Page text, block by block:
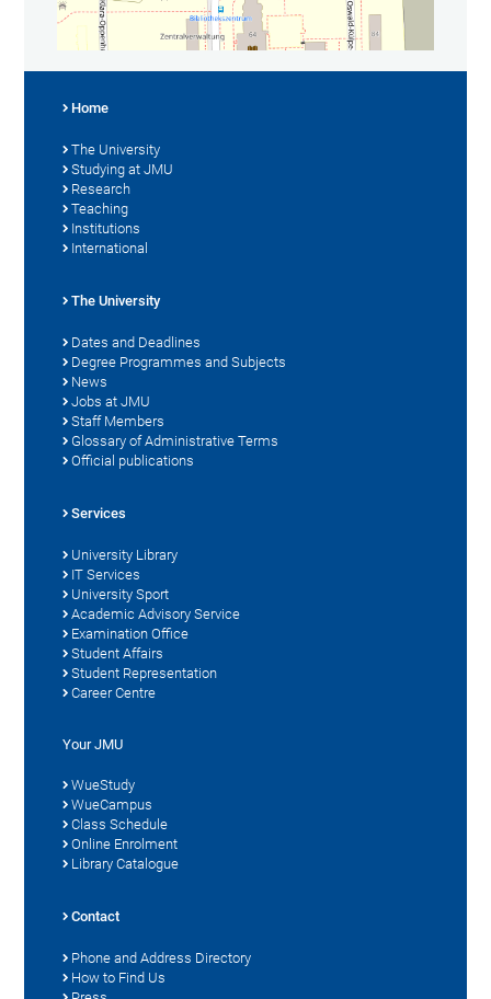
Home
The University
Studying at JMU
Research
Teaching
Institutions
International
The University
Dates and Deadlines
Degree Programmes and Subjects
News
Jobs at JMU
Staff Members
Glossary of Administrative Terms
Official publications
Services
University Library
IT Services
University Sport
Academic Advisory Service
Examination Office
Student Affairs
Student Representation
Career Centre
Your JMU
WueStudy
WueCampus
Class Schedule
Online Enrolment
Library Catalogue
Contact
Phone and Address Directory
How to Find Us